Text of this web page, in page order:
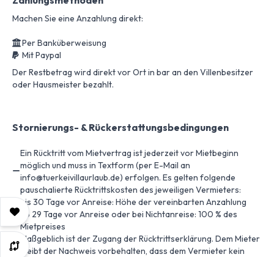
Machen Sie eine Anzahlung direkt:
Per Banküberweisung
Mit Paypal
Der Restbetrag wird direkt vor Ort in bar an den Villenbesitzer
oder Hausmeister bezahlt.
Stornierungs- & Rückerstattungsbedingungen
Ein Rücktritt vom Mietvertrag ist jederzeit vor Mietbeginn
möglich und muss in Textform (per E-Mail an
info@tuerkeivillaurlaub.de) erfolgen. Es gelten folgende
pauschalierte Rücktrittskosten des jeweiligen Vermieters:
bis 30 Tage vor Anreise: Höhe der vereinbarten Anzahlung
ab 29 Tage vor Anreise oder bei Nichtanreise: 100 % des
Mietpreises
Maßgeblich ist der Zugang der Rücktrittserklärung. Dem Mieter
bleibt der Nachweis vorbehalten, dass dem Vermieter kein